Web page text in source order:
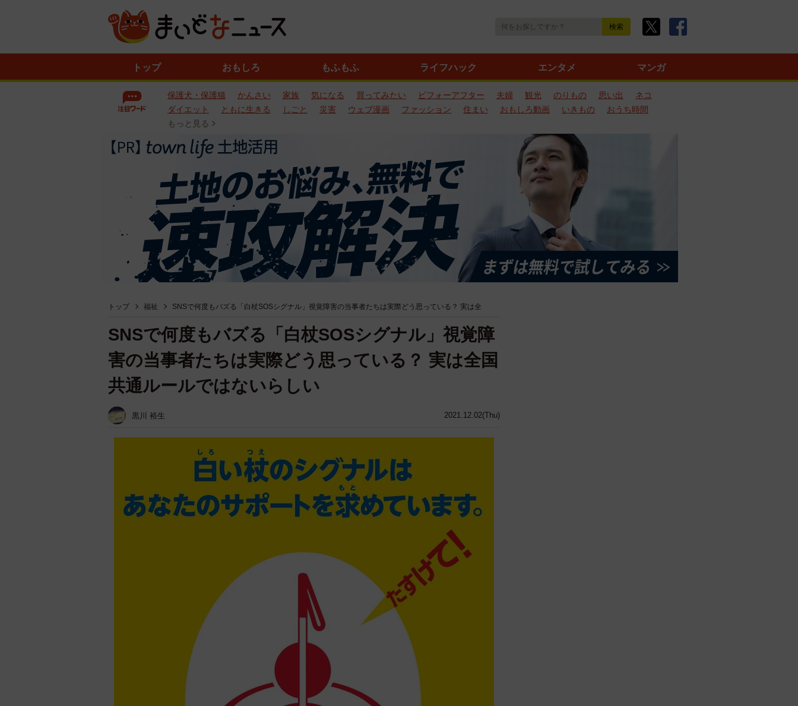
トップ おもしろ もふもふ ライフハック エンタメ マンガ
保護犬・保護猫 かんさい 家族 気になる 買ってみたい ビフォーアフター 夫婦 観光 のりもの 思い出
ネコ
ダイエット
ともに生きる しごと 災害 ウェブ漫画 ファッション 住まい おもしろ動画 いきもの
おうち時間
もっと見る
トップ 福祉 SNSで何度もバズる「白杖SOSシグナル」視覚障害の当事者たちは実際どう思っている？ 実は全
2021.12.02(Thu)
SNSで何度もバズる「白杖SOSシグナル」視覚障
害の当事者たちは実際どう思っている？ 実は全国
共通ルールではないらしい
黒川 裕生